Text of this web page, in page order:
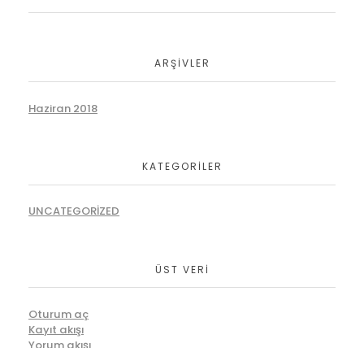
ARŞIVLER
Haziran 2018
KATEGORILER
UNCATEGORIZED
ÜST VERI
Oturum aç
Kayıt akışı